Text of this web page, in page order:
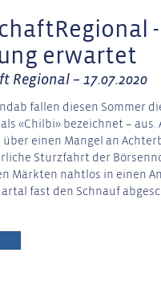
erwartet
Regional – 17.07.2020
fallen diesen Sommer
«Chilbi» bezeichnet –
einen Mangel an
Sturzfahrt der
Märkten nahtlos in einen
fast den Schnauf